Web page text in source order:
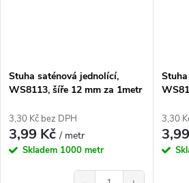
Stuha saténová jednolící,
WS8113, šíře 12 mm za 1metr
3,30 Kč bez DPH
3,99 Kč/ metr
Skladem 1000 metr
3,30